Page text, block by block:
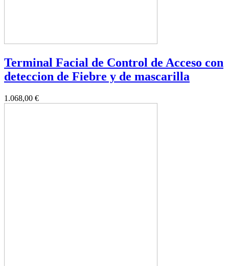
Terminal Facial de Control de Acceso con
deteccion de Fiebre y de mascarilla
1.068,00 €